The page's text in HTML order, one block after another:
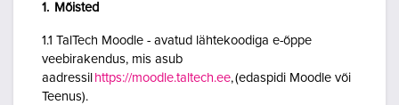
1. Mõisted
1.1 TalTech Moodle - avatud lähtekoodiga e-õppe
veebirakendus, mis asub
aadressil https://moodle.taltech.ee, (edaspidi Moodle või
Teenus).